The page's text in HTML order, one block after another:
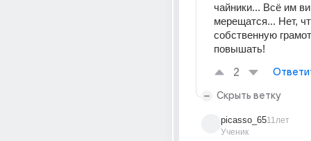
чайники... Всё им
мерещатся... Нет,
собственную
повышать!
2
Скрыть ветку
picasso_65
Ученик
11лет